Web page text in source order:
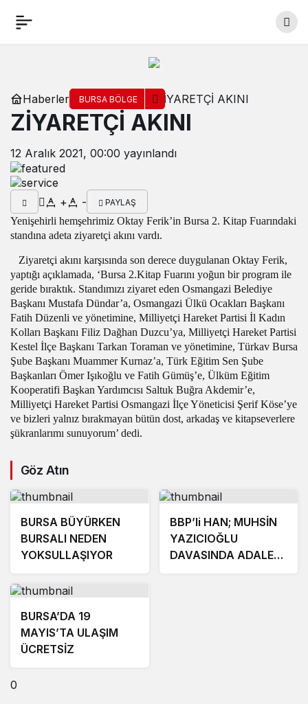
Haberler BURSA BÖLGE ZİYARETÇİ AKINI
ZİYARETÇİ AKINI
12 Aralık 2021, 00:00 yayınlandı
+ - PAYLAŞ
Yenişehirli hemşehrimiz Oktay Ferik’in Bursa 2. Kitap Fuarındaki
standına adeta ziyaretçi akını vardı.
Ziyaretçi akını karşısında son derece duygulanan Oktay Ferik,
yaptığı açıklamada, ‘Bursa 2.Kitap Fuarını yoğun bir program ile
geride bıraktık. Standımızı ziyaret eden Osmangazi Belediye
Başkanı Mustafa Dündar’a, Osmangazi Ülkü Ocakları Başkanı
Fatih Düzenli ve yönetimine, Milliyetçi Hareket Partisi İl Kadın
Kolları Başkanı Filiz Dağhan Duzcu’ya, Milliyetçi Hareket Partisi
Kestel İlçe Başkanı Tarkan Toraman ve yönetimine, Türkav Bursa
Şube Başkanı Muammer Kurnaz’a, Türk Eğitim Sen Şube
Başkanları Ömer Işıkoğlu ve Fatih Gümüş’e, Ülküm Eğitim
Kooperatifi Başkan Yardımcısı Saltuk Buğra Akdemir’e,
Milliyetçi Hareket Partisi Osmangazi İlçe Yöneticisi Şerif Köse’ye
ve bizleri yalnız bırakmayan bütün dost, arkadaş ve kitapseverlere
şükranlarımı sunuyorum’ dedi.
Göz Atın
BURSA BÜYÜRKEN
BURSALI NEDEN
YOKSULLAŞIYOR
BBP’li HAN; MUHSİN
YAZICIOĞLU
DAVASINDA ADALET
BURSA’DA 19
MAYIS’TA ULAŞIM
ÜCRETSİZ
0